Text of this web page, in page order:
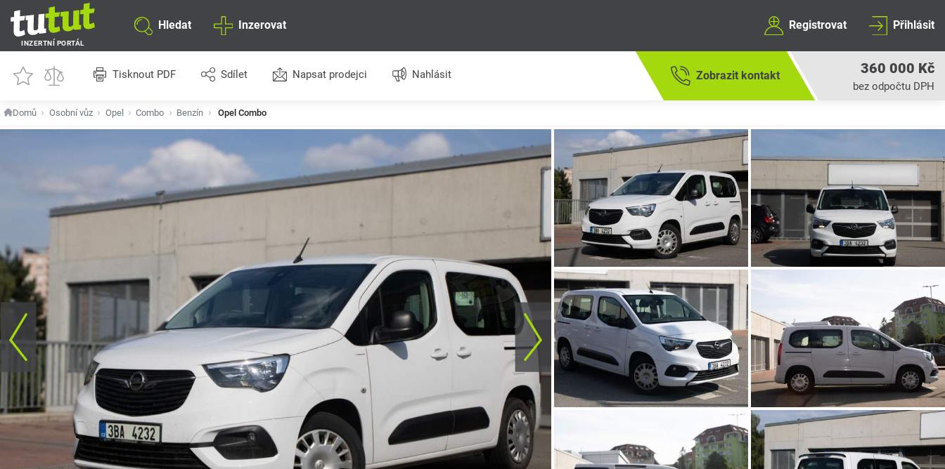
INZERTNÍ PORTÁL
Hledat Inzerovat Registrovat Přihlásit
Tisknout PDF Sdílet Napsat prodejci Nahlásit 360 000 Kč
bez odpočtu DPH
Zobrazit kontakt
Domů Osobní vůz Opel Combo Benzín Opel Combo